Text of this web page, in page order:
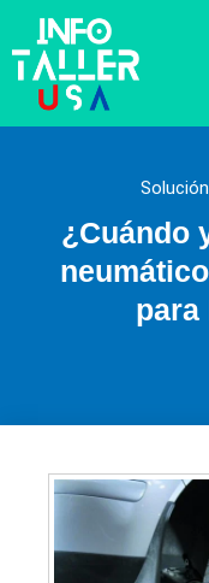
contenido
¿Cuándo
para